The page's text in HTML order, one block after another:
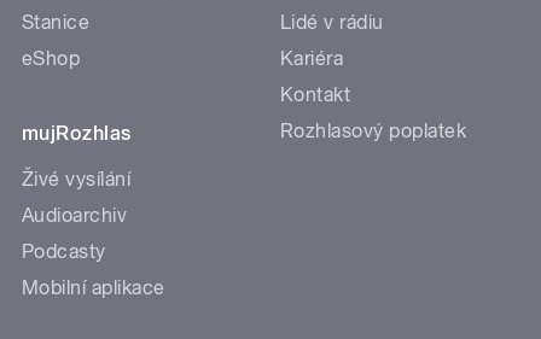
Stanice
eShop
mujRozhlas
Živé vysílání
Audioarchiv
Podcasty
Mobilní aplikace
Lidé v rádiu
Kariéra
Kontakt
Rozhlasový poplatek